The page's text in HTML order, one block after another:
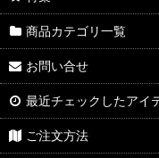
商品カテゴリ一覧
お問い合せ
最近チェックしたアイ
ご注文方法